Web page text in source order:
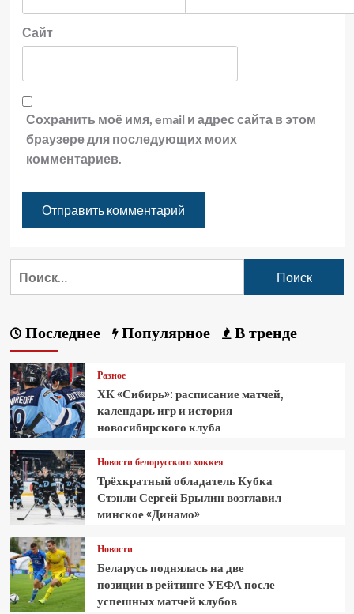
Сайт
Сохранить моё имя, email и адрес сайта в этом
браузере для последующих моих
комментариев.
Последнее Популярное В тренде
Разное
ХК «Сибирь»: расписание матчей,
календарь игр и история
новосибирского клуба
Новости белорусского хоккея
Трёхкратный обладатель Кубка
Стэнли Сергей Брылин возглавил
минское «Динамо»
Новости
Беларусь поднялась на две
позиции в рейтинге УЕФА после
успешных матчей клубов